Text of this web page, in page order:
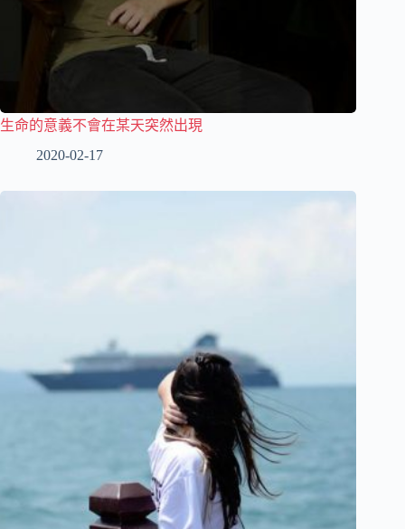
生命的意義不會在某天突然出現
2020-02-17